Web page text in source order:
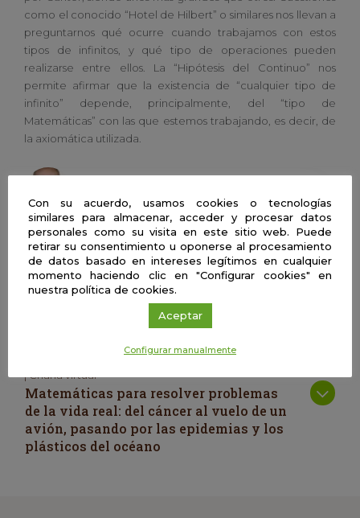
como el conocido “Hotel de Hilbert” o similares nos llevan a
preguntarnos qué ocurre cuando trabajamos con estos
tipos de infinitos, y qué tipo de operaciones pueden
realizarse entre ellos. La “Hipótesis del Continuo” nos
permite afirmar que la existencia de “cualquier tipo de
infinito” depende, principalmente, del “tipo de
Matemáticas” con las que estemos trabajando, es decir, de
la axiomática utilizada.
Universidad de Sevilla
| Charla virtual
¿Cómo conseguir que una iniciativa de
negocio se convierta en una realidad?
Las matemáticas y mi startup
| Charla virtual
Matemáticas para resolver problemas
de la vida real: del cáncer al vuelo de un
avión, pasando por las epidemias y los
plásticos del océano
Con su acuerdo, usamos cookies o tecnologías
similares para almacenar, acceder y procesar datos
personales como su visita en este sitio web. Puede
retirar su consentimiento u oponerse al procesamiento
de datos basado en intereses legítimos en cualquier
momento haciendo clic en "Configurar cookies" en
nuestra política de cookies.
Aceptar
Configurar manualmente